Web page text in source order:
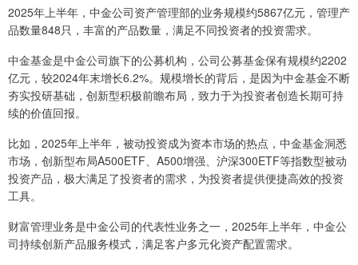
2025年上半年，中金公司资产管理部的业务规模约5867亿元，管理产
品数量848只，丰富的产品数量，满足不同投资者的投资需求。
中金基金是中金公司旗下的公募机构，公司公募基金保有规模约2202
亿元，较2024年末增长6.2%。规模增长的背后，是因为中金基金不断
夯实投研基础，创新型积极前瞻布局，致力于为投资者创造长期可持
续的价值回报。
比如，2025年上半年，被动投资成为资本市场的热点，中金基金洞悉
市场，创新型布局A500ETF、A500增强、沪深300ETF等指数型被动
投资产品，极大满足了投资者的需求，为投资者提供便捷高效的投资
工具。
财富管理业务是中金公司的代表性业务之一，2025年上半年，中金公
司持续创新产品服务模式，满足客户多元化资产配置需求。